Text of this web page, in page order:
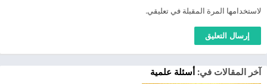
لاستخدامها المرة المقبلة في تعليقي.
آخر المقالات في: أسئلة علمية